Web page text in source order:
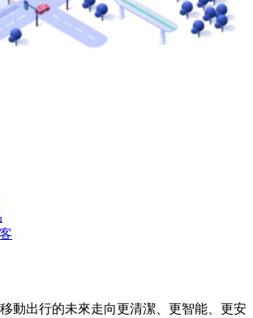
動出行的未來走向更清潔、更智能、更安